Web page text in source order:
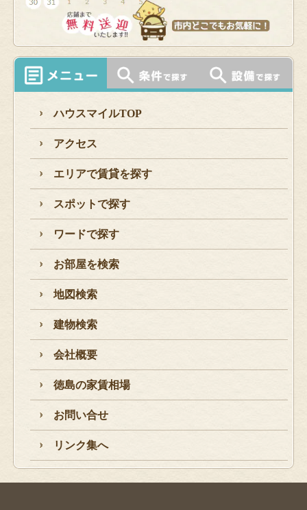
ハウスマイルTOP
アクセス
エリアで賃貸を探す
スポットで探す
ワードで探す
お部屋を検索
地図検索
建物検索
会社概要
徳島の家賃相場
お問い合せ
リンク集へ